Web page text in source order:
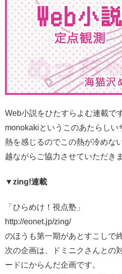
Web小説をひたすらよむ連載です
monokakiというこのあたらし
熱を感じるのでこの熱が冷めな
越ながらご協力させていただきま
▼zing!連載
「ひらめけ！視点塾」
http://eonet.jp/zing/
のほうも第一期があとすこしで
次の企画は、ドミニクさんとの
ードにからんだ企画です。